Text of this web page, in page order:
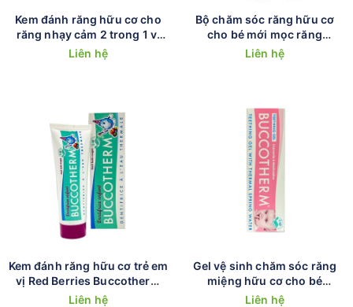
Kem đánh răng hữu cơ cho
răng nhạy cảm 2 trong 1 vị
bạc hà Buccotherm 75ml
Liên hệ
Bộ chăm sóc răng hữu cơ
cho bé mới mọc răng
Buccotherm 50ml kèm bàn
Liên hệ
Kem đánh răng hữu cơ trẻ em
vị Red Berries Buccotherm
50ml (trên 3T)
Liên hệ
Gel vệ sinh chăm sóc răng
miệng hữu cơ cho bé
Buccotherm 50ml
Liên hệ